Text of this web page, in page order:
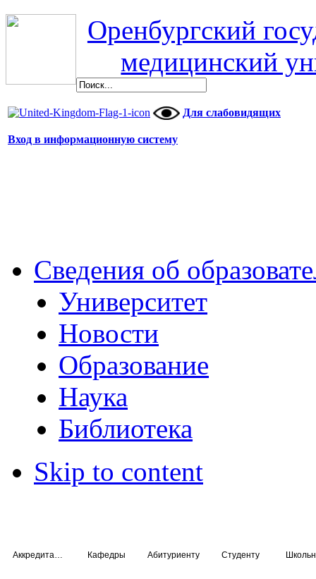
Оренбургский
медицинский
Для слабовидящих
Вход в информационную систему
Сведения об
Университет
Новости
Образование
Наука
Библиотека
Skip to content
Кафедры Абитуриенту Студенту